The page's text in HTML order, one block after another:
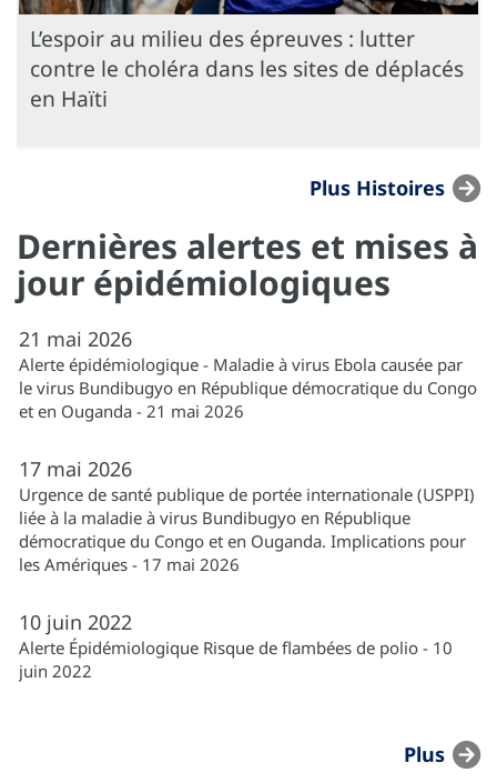
L’espoir au milieu des épreuves : lutter
contre le choléra dans les sites de déplacés
en Haïti
Plus Histoires
Dernières alertes et mises à
jour épidémiologiques
21 mai 2026
Alerte épidémiologique - Maladie à virus Ebola causée par
le virus Bundibugyo en République démocratique du Congo
et en Ouganda - 21 mai 2026
17 mai 2026
Urgence de santé publique de portée internationale (USPPI)
liée à la maladie à virus Bundibugyo en République
démocratique du Congo et en Ouganda. Implications pour
les Amériques - 17 mai 2026
10 juin 2022
Alerte Épidémiologique Risque de flambées de polio - 10
juin 2022
Plus